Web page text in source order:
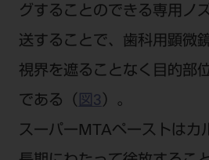
グすることのできる専用ノ
送することで、歯科用顕微
視界を遮ることなく目的部
である（ 図3 ）。
スーパーMTAペーストはカ